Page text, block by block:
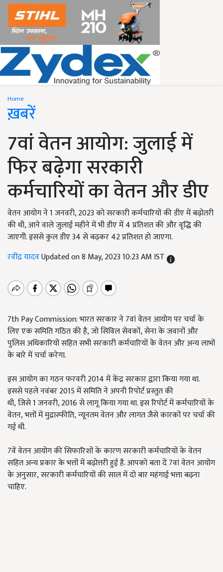
Home
ख़बरें
7वां वेतन आयोग: जुलाई में
फिर बढ़ेगा सरकारी
कर्मचारियों का वेतन और डीए
वेतन आयोग ने 1 जनवरी, 2023 को सरकारी कर्मचारियों की डीए में बढ़ोतरी
की थी, आने वाले जुलाई महीने में भी डीए में 4 प्रतिशत की और वृद्धि की
जाएगी. इससे कुल डीए 34 से बढ़कर 42 प्रतिशत हो जाएगा.
रवींद्र यादवUpdated on 8 May, 2023 10:23 AM IST
7th Pay Commission:भारत सरकार ने7वां वेतन आयोग पर चर्चा के
लिए एक समिति गठित की है,जो सिविल सेवकों,सेना के जवानों और
पुलिस अधिकारियों सहित सभी सरकारी कर्मचारियों के वेतन और अन्य लाभों
के बारे में चर्चा करेगा.
इस आयोग का गठन फरवरी2014में केंद्र सरकार द्वारा किया गया था.
इससे पहले नवंबर2015में समिति ने अपनी रिपोर्ट प्रस्तुत की
थी,जिसे1जनवरी, 2016से लागू किया गया था. इस रिपोर्ट में कर्मचारियों के
वेतन,भत्तों में मुद्रास्फीति,न्यूनतम वेतन और लागत जैसे कारकों पर चर्चा की
गई थी.
7वें वेतन आयोग की सिफारिशों के कारण सरकारी कर्मचारियों के वेतन
सहित अन्य प्रकार के भत्तों में बढ़ोत्तरी हुई है. आपको बता दें7वां वेतन आयोग
के अनुसार,सरकारी कर्मचारियों की साल में दो बार महंगाई भत्ता बढ़ना
चाहिए.